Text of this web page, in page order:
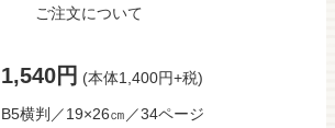
ご注文について
1,540円 (本体1,400円+税)
B5横判／19×26㎝／34ページ